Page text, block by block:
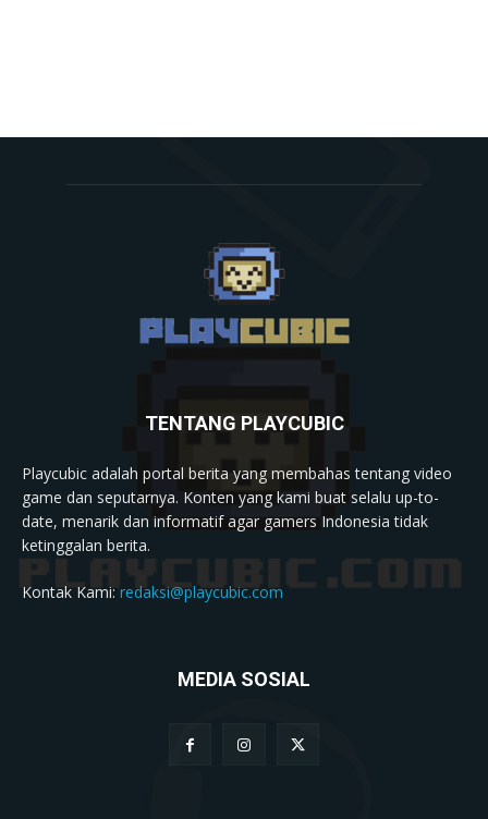
TENTANG PLAYCUBIC
Playcubic adalah portal berita yang membahas tentang video
game dan seputarnya. Konten yang kami buat selalu up-to-
date, menarik dan informatif agar gamers Indonesia tidak
ketinggalan berita.
Kontak Kami:redaksi@playcubic.com
MEDIA SOSIAL